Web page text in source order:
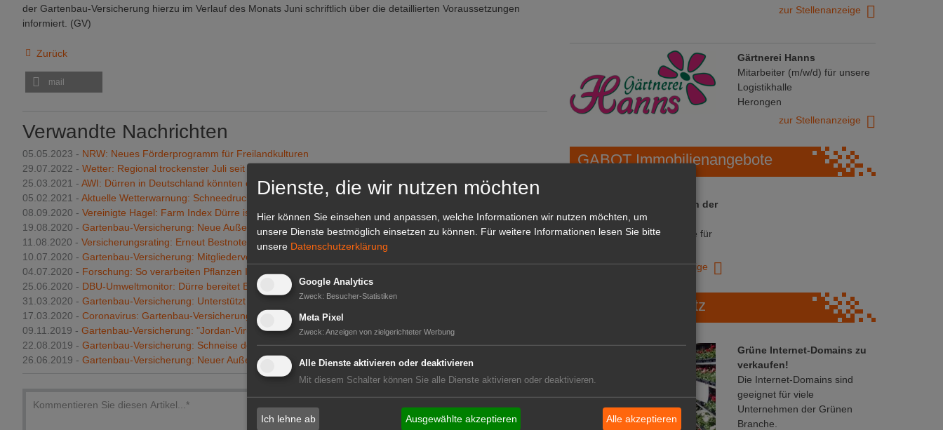
der Gartenbau-Versicherung hierzu im Verlauf des Monats Juni schriftlich über die detaillierten Voraussetzungen
informiert. (GV)
Zurück
mail
Verwandte Nachrichten
05.05.2023 - NRW: Neues Förderprogramm für Freilandkulturen
29.07.2022 - Wetter: Regional trockenster Juli seit Jahrzehnten
25.03.2021 - AWI: Dürren in Deutschland könnten extremer werden
05.02.2021 - Aktuelle Wetterwarnung: Schneedruckschäden vermeiden
08.09.2020 - Vereinigte Hagel: Farm Index Dürre ist da
19.08.2020 - Gartenbau-Versicherung: Neue Außendienstmitarbeiterin
11.08.2020 - Versicherungsrating: Erneut Bestnote für GV
10.07.2020 - Gartenbau-Versicherung: Mitgliedervertreter-Versammlung
04.07.2020 - Forschung: So verarbeiten Pflanzen Informationen
25.06.2020 - DBU-Umweltmonitor: Dürre bereitet Bürgern Sorgen
31.03.2020 - Gartenbau-Versicherung: Unterstützt Betriebe mit Beitragsstundung
17.03.2020 - Coronavirus: Gartenbau-Versicherung passt sich an
09.11.2019 - Gartenbau-Versicherung: "Jordan-Virus" jetzt absicherbar
22.08.2019 - Gartenbau-Versicherung: Schneise der Verwüstung im Rhein-Main-Gebiet
26.06.2019 - Gartenbau-Versicherung: Neuer Außendienstmitarbeiter
zur Stellenanzeige
Gärtnerei Hanns
Mitarbeiter (m/w/d) für unsere
Logistikhalle
Herongen
zur Stellenanzeige
GABOT Immobilienangebote
1A-Lage, ihre Chance in der
grünen Branche
Repräsentative Immobilie für
zur Anzeige
GABOT Marktplatz
Grüne Internet-Domains zu
verkaufen!
Die Internet-Domains sind
geeignet für viele
Unternehmen der Grünen
Branche.
Dienste, die wir nutzen möchten
Hier können Sie einsehen und anpassen, welche Informationen wir nutzen möchten, um
unsere Dienste bestmöglich einsetzen zu können.
Für weitere Informationen lesen Sie bitte
unsere Datenschutzerklärung
Google Analytics
Zweck: Besucher-Statistiken
Meta Pixel
Zweck: Anzeigen von zielgerichteter Werbung
Alle Dienste aktivieren oder deaktivieren
Mit diesem Schalter können Sie alle Dienste aktivieren oder deaktivieren.
Ich lehne ab Ausgewählte akzeptieren Alle akzeptieren